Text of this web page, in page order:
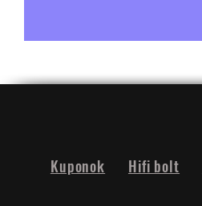
Hifi bolt
Kuponok